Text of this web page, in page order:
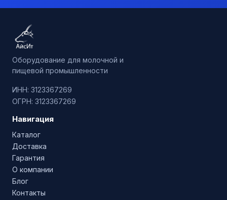
Оборудование для молочной и
пищевой промышленности
ИНН: 3123367269
ОГРН: 3123367269
Навигация
Каталог
Доставка
Гарантия
О компании
Блог
Контакты